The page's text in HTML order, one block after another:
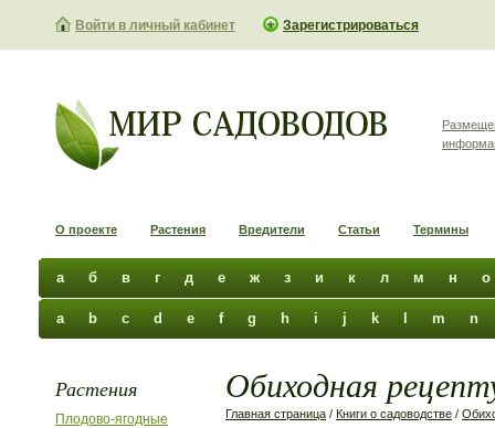
Войти в личный кабинет Зарегистрироваться
О проекте Растения Вредители Статьи Термины
а б в г д е ж з и к л м н о
a b c d e f g h i j k m n
Растения
Плодово-ягодные
Обиходная
Главная страница / Книги о садоводстве /